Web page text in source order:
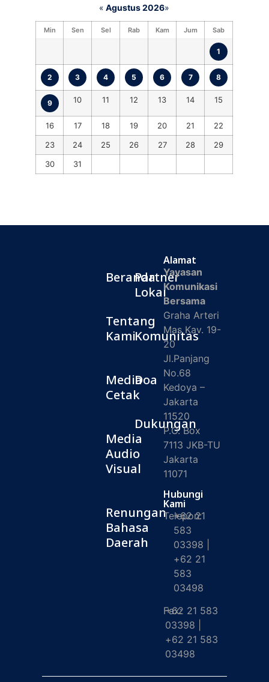
« Agustus 2026»
Min Sen Sel Rab Kam Jum Sab
1
2 3 4 5 6 7 8
9 10 11 12 13 14 15
16 17 18 19 20 21
22
23
24 25 26 27 28
29
30
31
Beranda
Tentang
Kami
Media
Cetak
Media
Audio
Visual
Renungan
Bahasa
Daerah
Partner
Lokal
Komunitas
Doa
Dukungan
Alamat
Yayasan
Komunikasi
Bersama
Graha Arteri
Mas Kav. 19-
20
Jl.Panjang
No.68
Kedoya –
Jakarta
11520
P.O. Box
7113 JKB-TU
Jakarta
11071
Hubungi
Kami
Telepon:
+62 21
583
03398 |
+62 21
583
03498
Fax:
+62 21 583
03398 |
+62 21 583
03498